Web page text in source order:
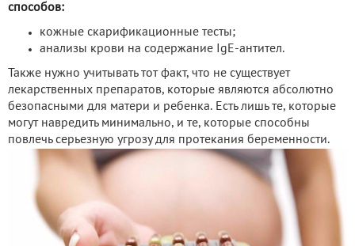
способов:
кожные скарификационные тесты;
анализы крови на содержание IgE-антител.
Также нужно учитывать тот факт, что не существует
лекарственных препаратов, которые являются абсолютно
безопасными для матери и ребенка. Есть лишь те, которые
могут навредить минимально, и те, которые способны
повлечь серьезную угрозу для протекания беременности.